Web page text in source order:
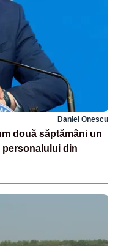
Daniel Onescu
două săptămâni un
personalului din